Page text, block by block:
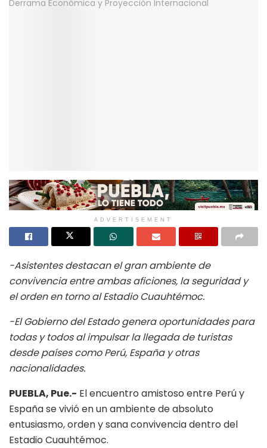
ADVERTISEMENT
​-Asistentes destacan el gran ambiente de
convivencia entre ambas aficiones, la seguridad y
el orden en torno al Estadio Cuauhtémoc.
-El Gobierno del Estado genera oportunidades para
todas y todos al impulsar la llegada de turistas
desde países como Perú, España y otras
nacionalidades.
​PUEBLA, Pue.- El encuentro amistoso entre Perú y
España se vivió en un ambiente de absoluto
entusiasmo, orden y sana convivencia dentro del
Estadio Cuauhtémoc.